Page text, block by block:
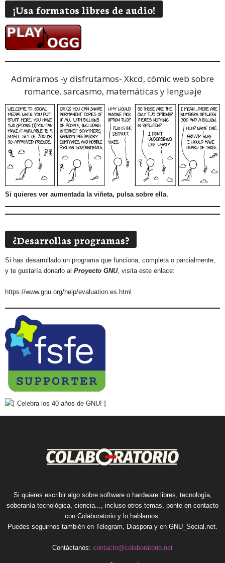
¡Usa formatos libres de audio!
Admiramos -y disfrutamos- Xkcd, cómic web sobre
romance, sarcasmo, matemáticas y lenguaje
Si quieres ver aumentada la viñeta, pulsa sobre ella.
¿Desarrollas programas?
Si has desarrollado un programa que funciona, completa o parcialmente,
y te gustaría donarlo al Proyecto GNU, visita este enlace:
https://www.gnu.org/help/evaluation.es.html
Si quieres escribir algo sobre software o hardware libres, tecnología,
soberanía tecnológica, ciencia..., incluso otros temas, ponte en contacto
con Colaboratorio y lo hablamos.
Puedes seguirnos también en Telegram, Diasporay en GNU_Social.net.
Contáctanos: contacto@colaboratorio.net